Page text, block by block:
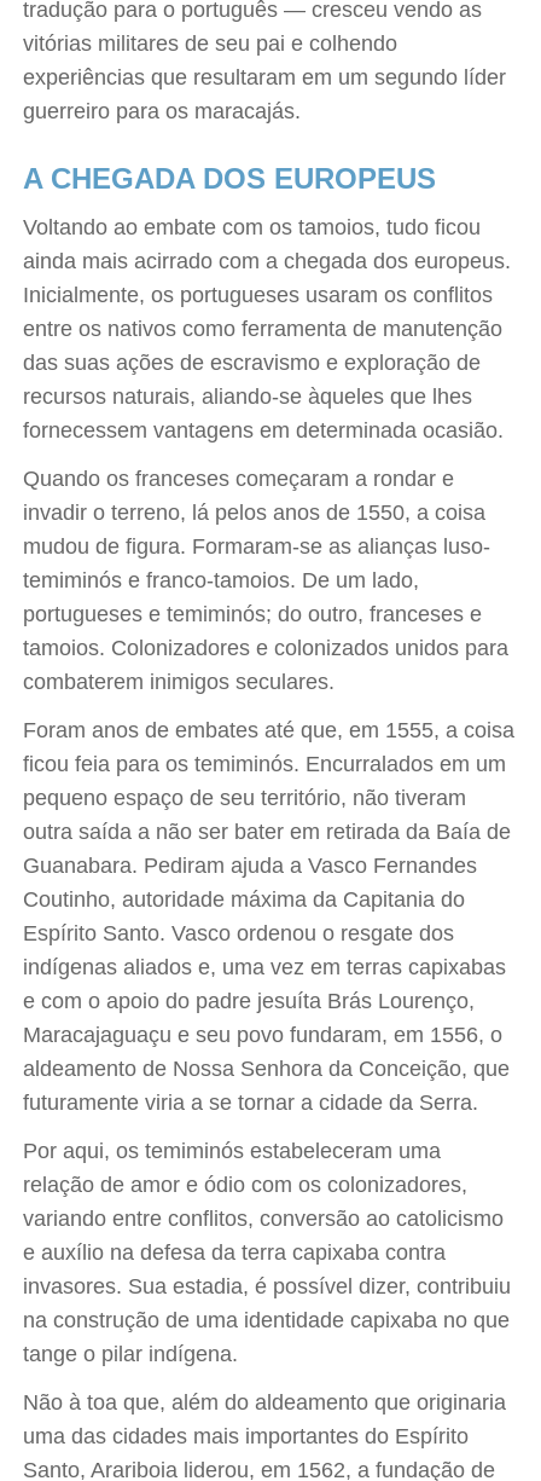
tradução para o português — cresceu vendo as
vitórias militares de seu pai e colhendo
experiências que resultaram em um segundo líder
guerreiro para os maracajás.
A CHEGADA DOS EUROPEUS
Voltando ao embate com os tamoios, tudo ficou
ainda mais acirrado com a chegada dos europeus.
Inicialmente, os portugueses usaram os conflitos
entre os nativos como ferramenta de manutenção
das suas ações de escravismo e exploração de
recursos naturais, aliando-se àqueles que lhes
fornecessem vantagens em determinada ocasião.
Quando os franceses começaram a rondar e
invadir o terreno, lá pelos anos de 1550, a coisa
mudou de figura. Formaram-se as alianças luso-
temiminós e franco-tamoios. De um lado,
portugueses e temiminós; do outro, franceses e
tamoios. Colonizadores e colonizados unidos para
combaterem inimigos seculares.
Foram anos de embates até que, em 1555, a coisa
ficou feia para os temiminós. Encurralados em um
pequeno espaço de seu território, não tiveram
outra saída a não ser bater em retirada da Baía de
Guanabara. Pediram ajuda a Vasco Fernandes
Coutinho, autoridade máxima da Capitania do
Espírito Santo. Vasco ordenou o resgate dos
indígenas aliados e, uma vez em terras capixabas
e com o apoio do padre jesuíta Brás Lourenço,
Maracajaguaçu e seu povo fundaram, em 1556, o
aldeamento de Nossa Senhora da Conceição, que
futuramente viria a se tornar a cidade da Serra.
Por aqui, os temiminós estabeleceram uma
relação de amor e ódio com os colonizadores,
variando entre conflitos, conversão ao catolicismo
e auxílio na defesa da terra capixaba contra
invasores. Sua estadia, é possível dizer, contribuiu
na construção de uma identidade capixaba no que
tange o pilar indígena.
Não à toa que, além do aldeamento que originaria
uma das cidades mais importantes do Espírito
Santo, Arariboia liderou, em 1562, a fundação de